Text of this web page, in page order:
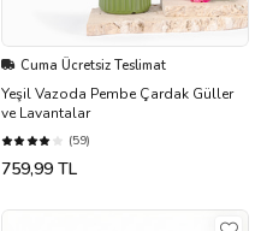
Cuma Ücretsiz Teslimat
Yeşil Vazoda Pembe Çardak Güller
ve Lavantalar
(59)
759,99 TL